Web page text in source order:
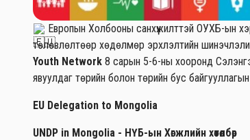
Европын Холбооны санхүүжилттэй ОУХБ-ын
төлөвлөлтөөр хөдөлмөр эрхлэлтийн
Youth Network 8 сарын 5-6-ны хооронд
явуулдаг төрийн болон төрийн бус
EU Delegation to Mongolia
UNDP in Mongolia - НҮБ-ын Хөгжлийн хөтөлбөр